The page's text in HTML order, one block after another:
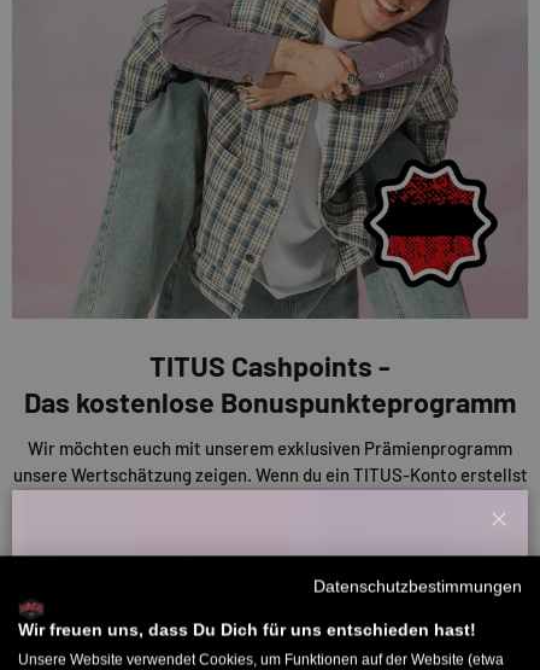
TITUS Cashpoints -
Das kostenlose Bonuspunkteprogramm
Wir möchten euch mit unserem exklusiven Prämienprogramm
unsere Wertschätzung zeigen. Wenn du ein TITUS-Konto erstellst
Bewertungen und Einkäufe. Diese Punkte kannst du nutzen, um
Rabatte auf deine Einkäufe oder andere Prämien zu erhalten. Je
mehr du also sammelst, desto mehr sparst du!
ENTDECKE UNSERE CASHPOINTS
Willkommensbonus
Willkommens-Rabattcode direkt per Mail zugeschickt.
Datenschutzbestimmungen
Wir freuen uns, dass Du Dich für uns entschieden hast!
Unsere Website verwendet Cookies, um Funktionen auf der Website (etwa